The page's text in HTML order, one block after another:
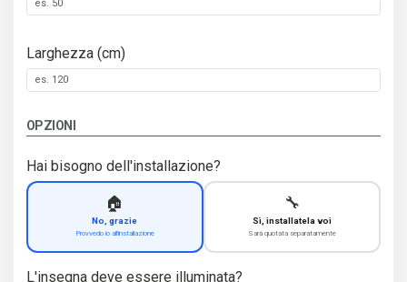
Larghezza (cm)
OPZIONI
Hai bisogno dell'installazione?
🏠
No, grazie
Provvedo io all'installazione
🔧
Sì, installatela voi
Sarà quotata separatamente
L'insegna deve essere illuminata?